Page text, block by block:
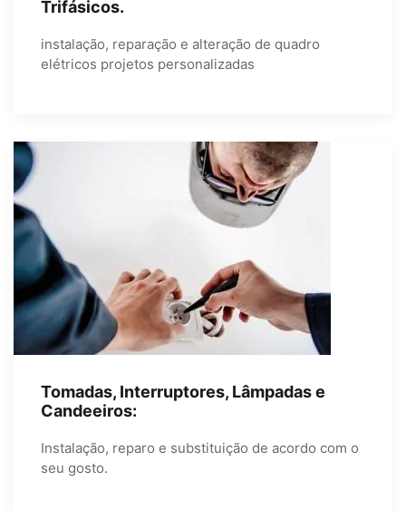
Trifásicos.
instalação, reparação e alteração de quadro
elétricos projetos personalizadas
Tomadas, Interruptores, Lâmpadas e
Candeeiros:
Instalação, reparo e substituição de acordo com o
seu gosto.